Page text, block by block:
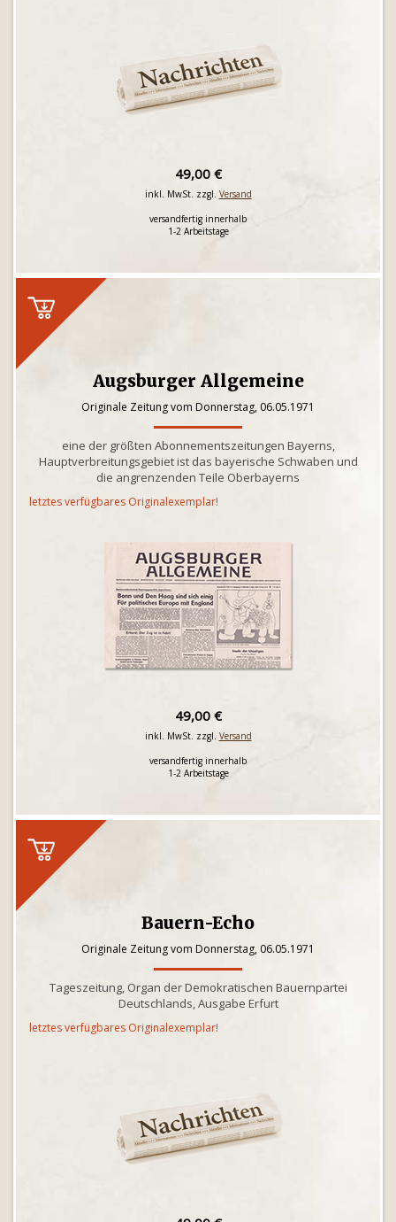
49,00 €
inkl. MwSt. zzgl. Versand
versandfertig innerhalb
1-2 Arbeitstage
Augsburger Allgemeine
Originale Zeitung vom Donnerstag, 06.05.1971
eine der größten Abonnementszeitungen Bayerns,
Hauptverbreitungsgebiet ist das bayerische Schwaben und
die angrenzenden Teile Oberbayerns
letztes verfügbares Originalexemplar!
49,00 €
inkl. MwSt. zzgl. Versand
versandfertig innerhalb
1-2 Arbeitstage
Bauern-Echo
Originale Zeitung vom Donnerstag, 06.05.1971
Tageszeitung, Organ der Demokratischen Bauernpartei
Deutschlands, Ausgabe Erfurt
letztes verfügbares Originalexemplar!